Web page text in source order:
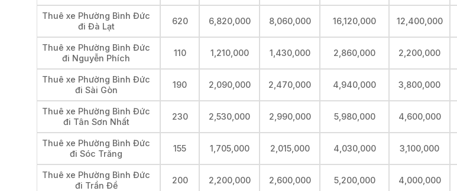
Thuê xe Phường Bình Đức
đi Đà Lạt
620 6,820,000 8,060,000 16,120,000 12,400,000
Thuê xe Phường Bình Đức
đi Nguyễn Phích
110 1,210,000 1,430,000 2,860,000 2,200,000
Thuê xe Phường Bình Đức
đi Sài Gòn
190 2,090,000 2,470,000 4,940,000 3,800,000
Thuê xe Phường Bình Đức
đi Tân Sơn Nhất
230 2,530,000 2,990,000 5,980,000 4,600,000
Thuê xe Phường Bình Đức
đi Sóc Trăng
155 1,705,000 2,015,000 4,030,000 3,100,000
Thuê xe Phường Bình Đức
đi Trần Đề
200 2,200,000 2,600,000 5,200,000 4,000,000